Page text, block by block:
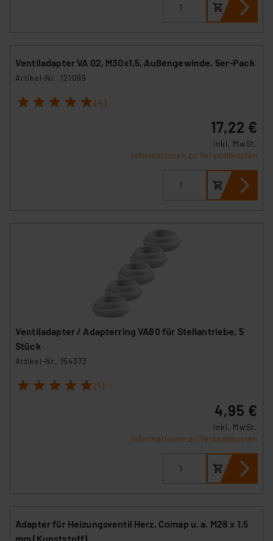
Ventiladapter VA 02, M30x1,5, Außengewinde, 5er-Pack
Artikel-Nr. 121099
1 2 3 4 5 (4)
17,22 €
inkl. MwSt.
Informationen zu Versandkosten
Ventiladapter / Adapterring VA80 für Stellantriebe, 5
Stück
Artikel-Nr. 154373
1 2 3 4 5 (1)
4,95 €
inkl. MwSt.
Informationen zu Versandkosten
Adapter für Heizungsventil Herz, Comap u. a. M28 x 1,5
mm (Kunststoff)